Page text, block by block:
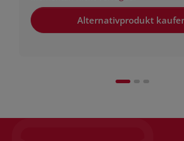
Alternativprodukt